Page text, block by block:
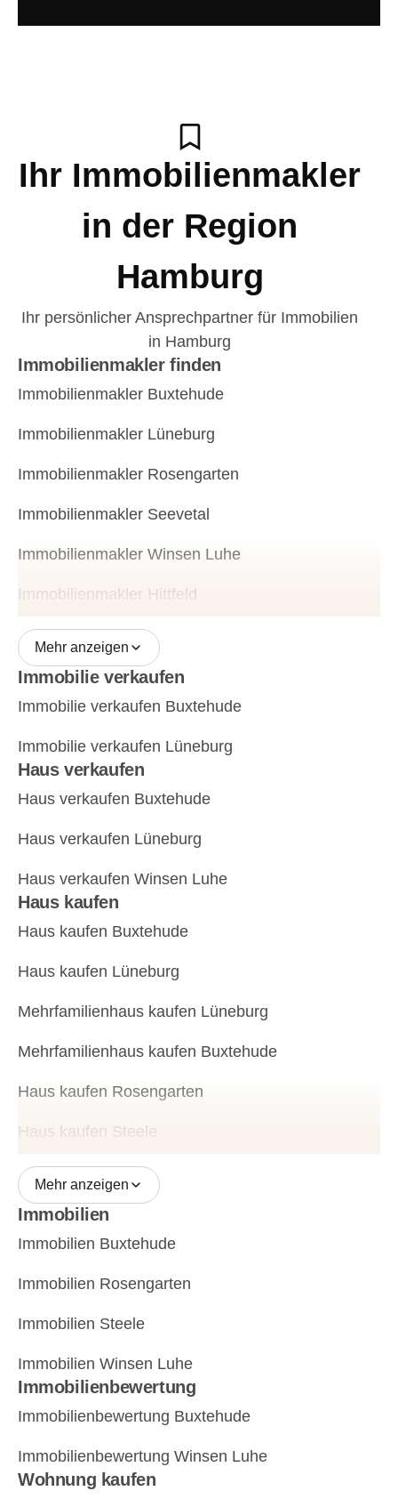
Ihr Immobilienmakler
in der Region
Hamburg
Ihr persönlicher Ansprechpartner für Immobilien
in Hamburg
Immobilienmakler finden
Immobilienmakler Buxtehude
Immobilienmakler Lüneburg
Immobilienmakler Rosengarten
Immobilienmakler Seevetal
Immobilienmakler Winsen Luhe
Immobilienmakler Hittfeld
Mehr anzeigen
Immobilie verkaufen
Immobilie verkaufen Buxtehude
Immobilie verkaufen Lüneburg
Haus verkaufen
Haus verkaufen Buxtehude
Haus verkaufen Lüneburg
Haus verkaufen Winsen Luhe
Haus kaufen
Haus kaufen Buxtehude
Haus kaufen Lüneburg
Mehrfamilienhaus kaufen Lüneburg
Mehrfamilienhaus kaufen Buxtehude
Haus kaufen Rosengarten
Haus kaufen Steele
Mehr anzeigen
Immobilien
Immobilien Buxtehude
Immobilien Rosengarten
Immobilien Steele
Immobilien Winsen Luhe
Immobilienbewertung
Immobilienbewertung Buxtehude
Immobilienbewertung Winsen Luhe
Wohnung kaufen